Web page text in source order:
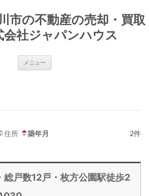
市の不動産の売却・買取
会社ジャパンハウス
メニュー
キ
住所 築年月 2件
総戸数12戸・枚方公園駅徒歩2